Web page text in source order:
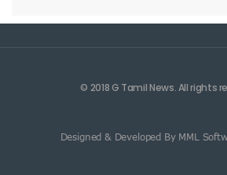
© 2018 G Tamil News. All rights
Designed & Developed By MML